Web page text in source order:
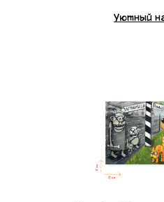
Уютный